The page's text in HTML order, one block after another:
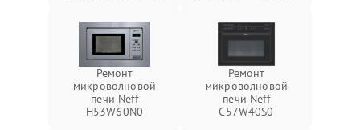
Ремонт
микроволновой
печи Neff
H53W60N0
Ремонт
микроволновой
печи Neff
C57W40S0